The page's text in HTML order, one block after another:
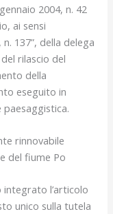
2004, n. 42
ai sensi
137”, della delega
rilascio del
della
eseguito in
paesaggistica.
rinnovabile
del fiume Po
integrato l’articolo
unico sulla tutela